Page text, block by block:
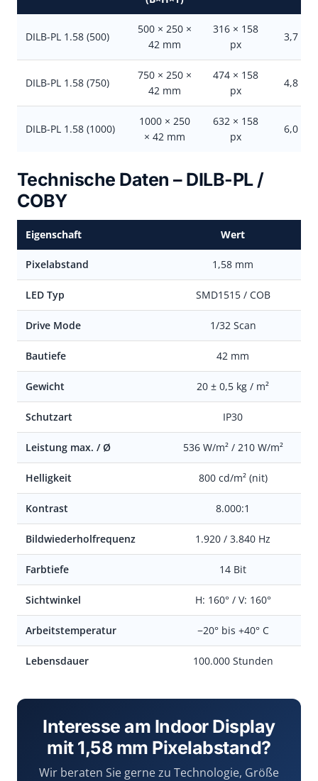
DILB-PL 1.58 (500)
500 × 250 ×
42 mm
316 × 158
px
3,7 kg
DILB-PL 1.58 (750)
750 × 250 ×
42 mm
474 × 158
px
4,8 kg
DILB-PL 1.58 (1000)
1000 × 250
× 42 mm
632 × 158
px
6,0 kg
Technische Daten – DILB-PL /
COBY
Eigenschaft Wert
Pixelabstand 1,58 mm
LED Typ SMD1515 / COB
Drive Mode 1/32 Scan
Bautiefe 42 mm
Gewicht 20 ± 0,5 kg / m²
Schutzart IP30
Leistung max. / Ø 536 W/m² / 210 W/m²
Helligkeit 800 cd/m² (nit)
Kontrast 8.000:1
Bildwiederholfrequenz 1.920 / 3.840 Hz
Farbtiefe 14 Bit
Sichtwinkel H: 160° / V: 160°
Arbeitstemperatur −20° bis +40° C
Lebensdauer 100.000 Stunden
Interesse am Indoor Display
mit 1,58 mm Pixelabstand?
Wir beraten Sie gerne zu Technologie, Größe